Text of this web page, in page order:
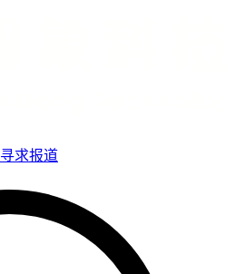
寻求报道